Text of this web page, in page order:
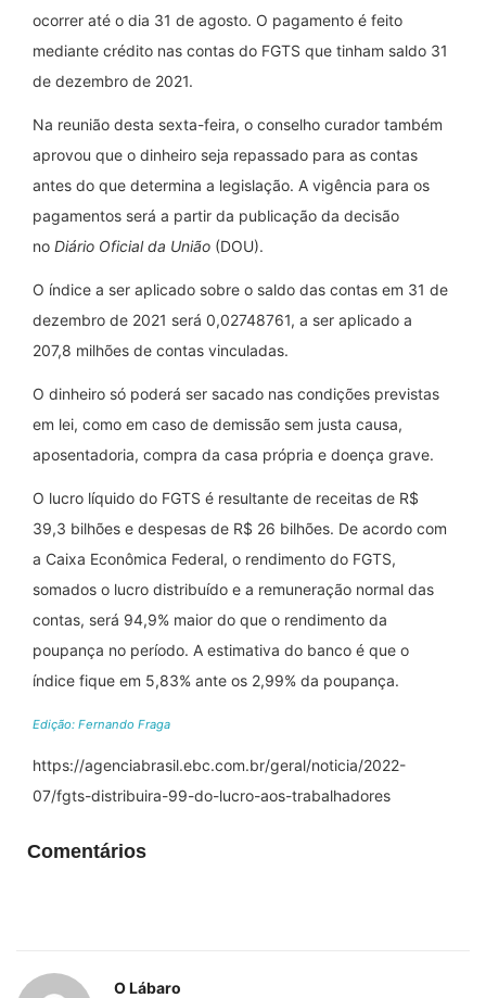
ocorrer até o dia 31 de agosto. O pagamento é feito
mediante crédito nas contas do FGTS que tinham saldo 31
de dezembro de 2021.
Na reunião desta sexta-feira, o conselho curador também
aprovou que o dinheiro seja repassado para as contas
antes do que determina a legislação. A vigência para os
pagamentos será a partir da publicação da decisão
no Diário Oficial da União (DOU).
O índice a ser aplicado sobre o saldo das contas em 31 de
dezembro de 2021 será 0,02748761, a ser aplicado a
207,8 milhões de contas vinculadas.
O dinheiro só poderá ser sacado nas condições previstas
em lei, como em caso de demissão sem justa causa,
aposentadoria, compra da casa própria e doença grave.
O lucro líquido do FGTS é resultante de receitas de R$
39,3 bilhões e despesas de R$ 26 bilhões. De acordo com
a Caixa Econômica Federal, o rendimento do FGTS,
somados o lucro distribuído e a remuneração normal das
contas, será 94,9% maior do que o rendimento da
poupança no período. A estimativa do banco é que o
índice fique em 5,83% ante os 2,99% da poupança.
Edição: Fernando Fraga
https://agenciabrasil.ebc.com.br/geral/noticia/2022-
07/fgts-distribuira-99-do-lucro-aos-trabalhadores
Comentários
O Lábaro